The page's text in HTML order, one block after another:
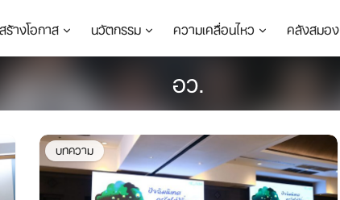
างโอกาส นวัตกรรม ความเคลื่อนไหว คลังสมอง
อว.
บทความ